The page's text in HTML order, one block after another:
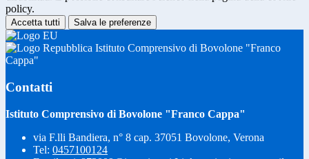
policy.
Accetta tutti Salva le preferenze
Istituto Comprensivo di Bovolone "Franco
Cappa"
Contatti
Istituto Comprensivo di Bovolone "Franco Cappa"
via F.lli Bandiera, n° 8 cap. 37051 Bovolone, Verona
Tel: 0457100124